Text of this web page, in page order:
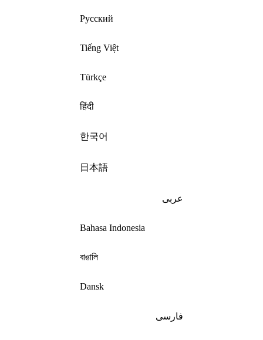
Русский
Tiếng Việt
Türkçe
हिंदी
한국어
日本語
عربى
Bahasa Indonesia
বাঙালি
Dansk
فارسی